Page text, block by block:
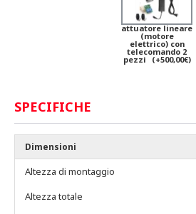
attuatore lineare
(motore
elettrico) con
telecomando 2
pezzi (+500,00€)
SPECIFICHE
Dimensioni
Altezza di montaggio
Altezza totale